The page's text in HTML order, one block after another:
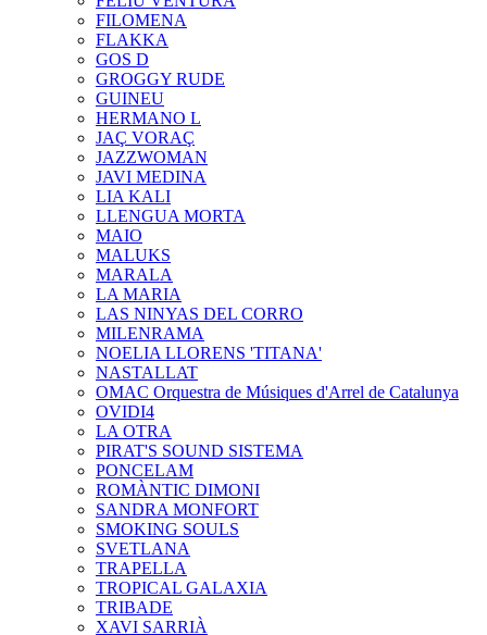
FILOMENA
FLAKKA
GOS D
GROGGY RUDE
GUINEU
HERMANO L
JAÇ VORAÇ
JAZZWOMAN
JAVI MEDINA
LIA KALI
LLENGUA MORTA
MAIO
MALUKS
MARALA
LA MARIA
LAS NINYAS DEL CORRO
MILENRAMA
NOELIA LLORENS 'TITANA'
NASTALLAT
OMAC Orquestra de Músiques d'Arrel de Catalunya
OVIDI4
LA OTRA
PIRAT'S SOUND SISTEMA
PONCELAM
ROMÀNTIC DIMONI
SANDRA MONFORT
SMOKING SOULS
SVETLANA
TRAPELLA
TROPICAL GALAXIA
TRIBADE
XAVI SARRIÀ